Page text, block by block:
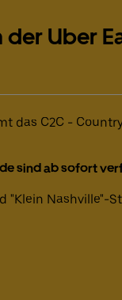
Uber
das C2C -
sind ab sofort
"Klein Nashville"-